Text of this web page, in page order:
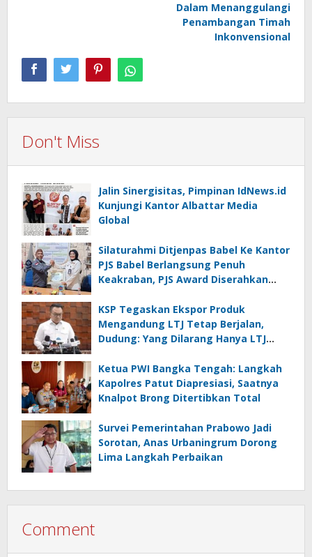
Dalam Menanggulangi
Penambangan Timah
Inkonvensional
Don't Miss
Jalin Sinergisitas, Pimpinan IdNews.id
Kunjungi Kantor Albattar Media
Global
Silaturahmi Ditjenpas Babel Ke Kantor
PJS Babel Berlangsung Penuh
Keakraban, PJS Award Diserahkan
KSP Tegaskan Ekspor Produk
Mengandung LTJ Tetap Berjalan,
Dudung: Yang Dilarang Hanya LTJ
Ketua PWI Bangka Tengah: Langkah
Kapolres Patut Diapresiasi, Saatnya
Knalpot Brong Ditertibkan Total
Survei Pemerintahan Prabowo Jadi
Sorotan, Anas Urbaningrum Dorong
Lima Langkah Perbaikan
Comment